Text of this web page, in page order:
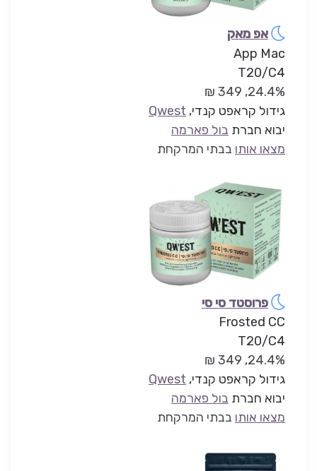
אפ מאק
App Mac
T20/C4
24.4%, 349 ₪
גידול קראפט קנדי, Qwest
יבוא חברת בול פארמה
מצאו אותו בבתי המרקחת
פרוסטד סי סי
Frosted CC
T20/C4
24.4%, 349 ₪
גידול קראפט קנדי, Qwest
יבוא חברת בול פארמה
מצאו אותו בבתי המרקחת